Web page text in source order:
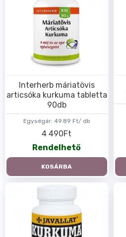
Egységár: 49.89 Ft/ db
Interherb máriatövis
articsóka kurkuma tabletta
90db
4 490Ft
Rendelhető
KOSÁRBA